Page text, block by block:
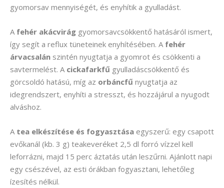
gyomorsav mennyiségét, és enyhítik a gyulladást.
A fehér akácvirág gyomorsavcsökkentő hatásáról ismert,
így segít a reflux tüneteinek enyhítésében. A fehér
árvacsalán szintén nyugtatja a gyomrot és csökkenti a
savtermelést. A cickafarkfű gyulladáscsökkentő és
görcsoldó hatású, míg az orbáncfű nyugtatja az
idegrendszert, enyhíti a stresszt, és hozzájárul a nyugodt
alváshoz.
A tea elkészítése és fogyasztása egyszerű: egy csapott
evőkanál (kb. 3 g) teakeveréket 2,5 dl forró vízzel kell
leforrázni, majd 15 perc áztatás után leszűrni. Ajánlott napi
egy csészével, az esti órákban fogyasztani, lehetőleg
ízesítés nélkül.